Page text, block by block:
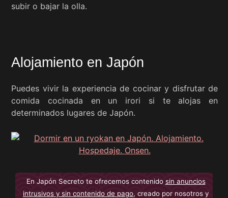
subir o bajar la olla.
Alojamiento en Japón
Puedes vivir la experiencia de cocinar y disfrutar de
comida cocinada en un irori si te alojas en
determinados lugares de Japón.
En Japón Secreto te ofrecemos contenido sin anuncios
intrusivos y sin contenido de pago, creado por nosotros y